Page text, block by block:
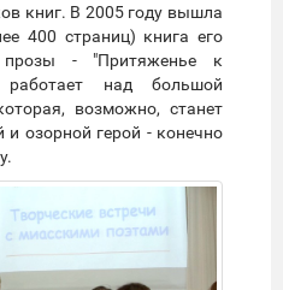
книг. В 2005 году вышла
400 страниц) книга его
- "Притяженье к
над большой
возможно, станет
озорной герой - конечно